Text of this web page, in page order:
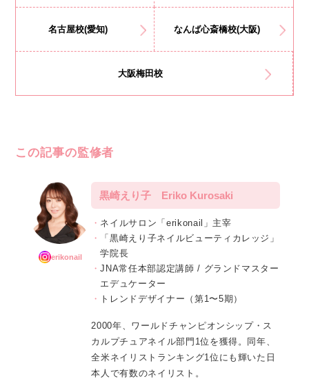
名古屋校(愛知) なんば心斎橋校(大阪)
大阪梅田校
この記事の監修者
erikonail
黒崎えり子 Eriko Kurosaki
ネイルサロン「erikonail」主宰
「黒崎えり子ネイルビューティカレッジ」
学院長
JNA常任本部認定講師 / グランドマスター
エデュケーター
トレンドデザイナー（第1〜5期）
2000年、ワールドチャンピオンシップ・ス
カルプチュアネイル部門1位を獲得。同年、
全米ネイリストランキング1位にも輝いた日
本人で有数のネイリスト。